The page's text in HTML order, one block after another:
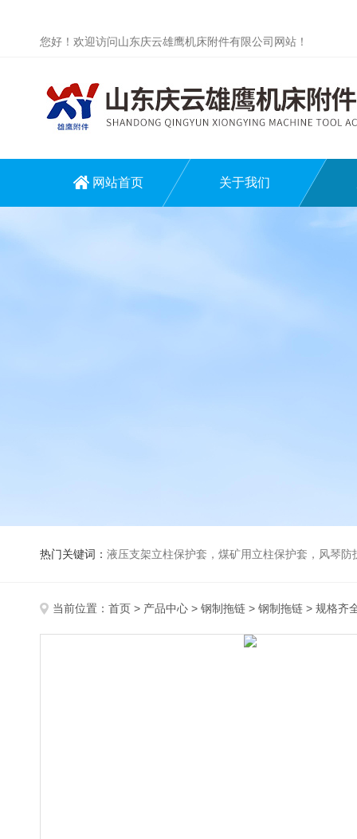
您好！欢迎访问山东庆云雄鹰机床附件有限公司网站！
网站首页 关于我们
热门关键词： 液压支架立柱保护套，煤矿用立柱保护套，风琴
当前位置： 首页 > 产品中心 > 钢制拖链 > 钢制拖链 > 规格齐